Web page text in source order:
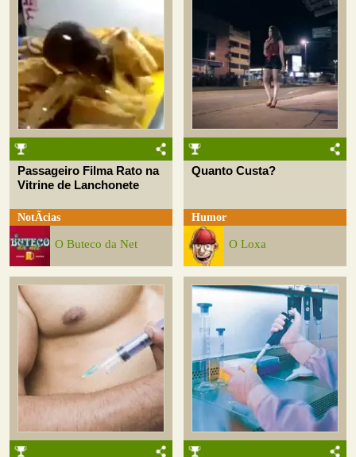
Passageiro Filma Rato na
Vitrine de Lanchonete
NotÃ­cias
O Buteco da Net
Quanto Custa?
Humor
O Loxa